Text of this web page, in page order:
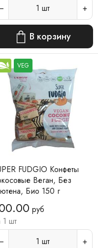
1 шт
В корзину
VEG
FUDGIO Конфеты
Веган, Без
Био 150 г
руб
1 шт
1 шт